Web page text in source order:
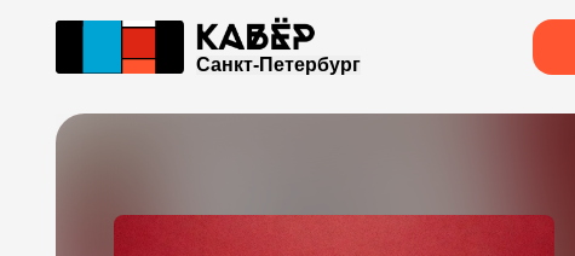
Санкт-Петербург